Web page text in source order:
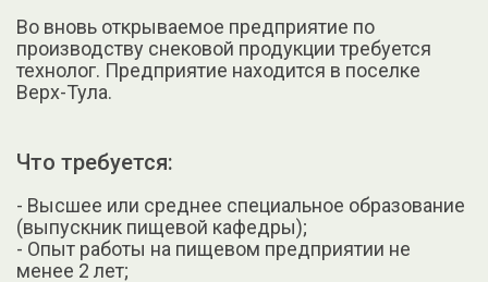
Во вновь открываемое предприятие по
производству снековой продукции требуется
технолог. Предприятие находится в поселке
Верх-Тула.
Что требуется:
- Высшее или среднее специальное образование
(выпускник пищевой кафедры);
- Опыт работы на пищевом предприятии не
менее 2 лет;